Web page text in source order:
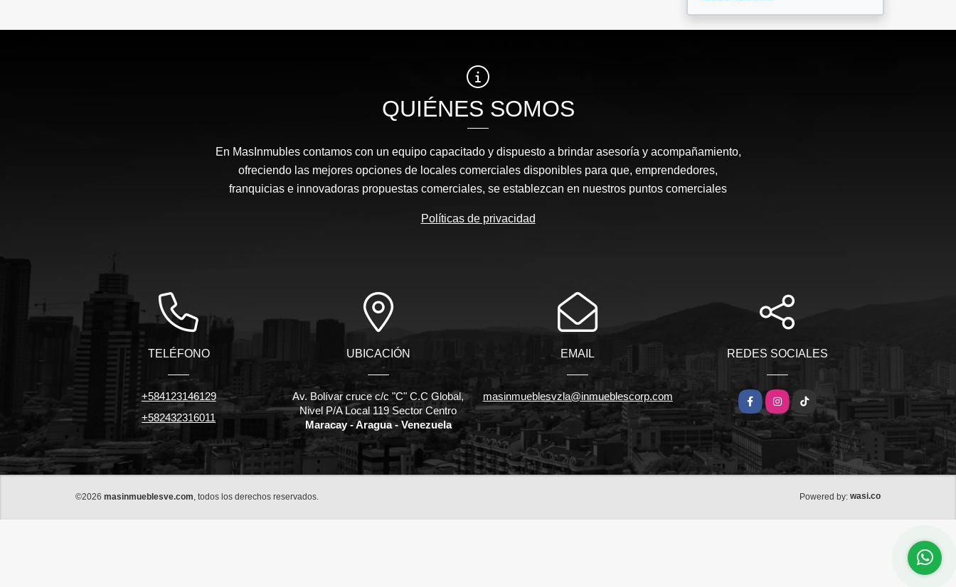
QUIÉNES SOMOS
En MasInmubles contamos con un equipo capacitado y dispuesto a brindar asesoría y acompañamiento,
ofreciendo las mejores opciones de locales comerciales disponibles para que, emprendedores,
franquicias e innovadoras propuestas comerciales, se establezcan en nuestros puntos comerciales
Políticas de privacidad
TELÉFONO
+584123146129
+582432316011
UBICACIÓN
Av. Bolívar cruce c/c "C" C.C Global,
Nivel P/A Local 119 Sector Centro
Maracay - Aragua - Venezuela
EMAIL
masinmueblesvzla@inmueblescorp.com
REDES SOCIALES
FacebookInstagram
TikTok
©2026 masinmueblesve.com , todos los derechos reservados. Powered by: wasi.co